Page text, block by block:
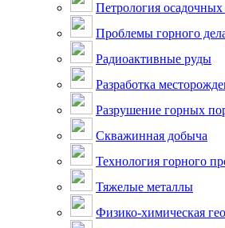
Петрология
Проблемы горного
Радиоактивные руды
Разработка
Разрушение горных
Скважинная добыча
Технология горного
Тяжелые металлы
Физико-химическая